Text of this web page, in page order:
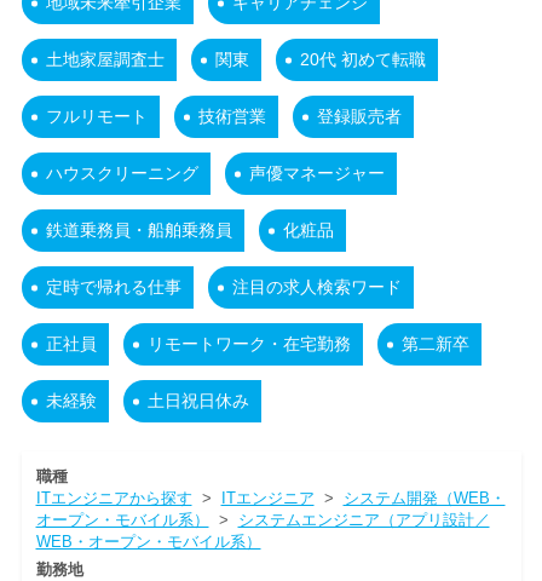
土地家屋調査士 関東 20代 初めて転職
フルリモート 技術営業 登録販売者
ハウスクリーニング 声優マネージャー
鉄道乗務員・船舶乗務員 化粧品
定時で帰れる仕事 注目の求人検索ワード
正社員 リモートワーク・在宅勤務 第二新卒
未経験 土日祝日休み
職種
ITエンジニアから探す > ITエンジニア > システム開発（WEB・
オープン・モバイル系）
> システムエンジニア（アプリ設計／
WEB・オープン・モバイル系）
勤務地